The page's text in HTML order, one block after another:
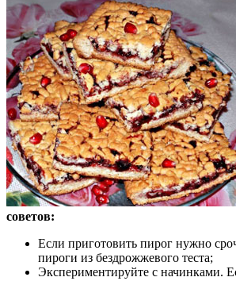
советов:
Если приготовить пирог нужно
пироги из бездрожжевого теста;
Экспериментируйте с начинками.